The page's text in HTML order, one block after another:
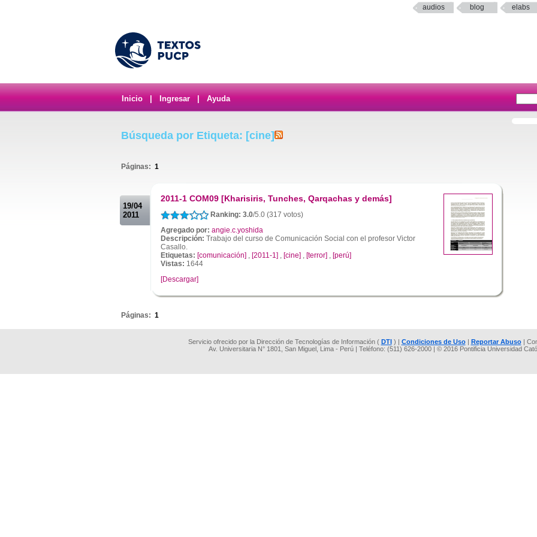
audios blog elabs
Inicio Ingresar Ayuda
Búsqueda por Etiqueta: [cine]
Páginas: 1
19/04
2011
2011-1 COM09 [Kharisiris, Tunches, Qarqachas y demás]
Ranking: 3.0/5.0 (317 votos)
Agregado por: angie.c.yoshida
Descripción: Trabajo del curso de Comunicación Social con el profesor Victor
Casallo.
Etiquetas: [comunicación] , [2011-1] , [cine] , [terror] , [perú]
Vistas: 1644
[Descargar]
Páginas: 1
Servicio ofrecido por la Dirección de Tecnologías de Información ( DTI) | Condiciones de Uso| Reportar Abuso|
Av. Universitaria N° 1801, San Miguel, Lima - Perú | Teléfono: (511) 626-2000 | © 2016 Pontificia Universidad